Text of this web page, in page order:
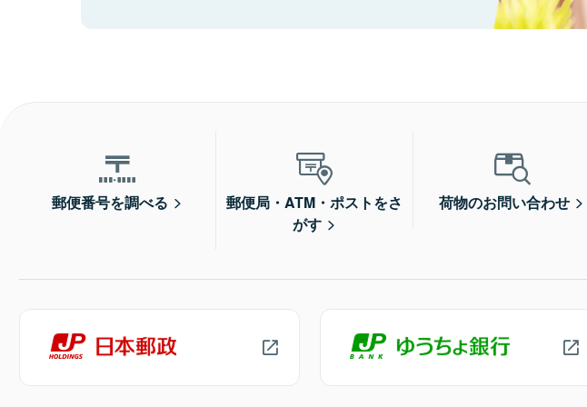
郵便番号を調べる
郵便局・ATM・ポストをさ
がす
荷物のお問い合わせ